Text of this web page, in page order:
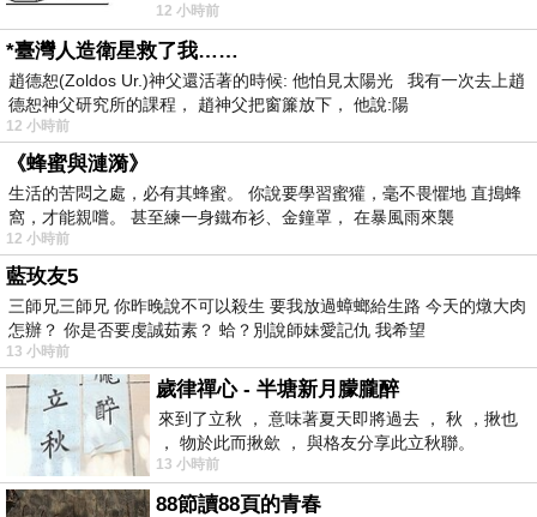
者 只能白白陪葬
12 小時前
*臺灣人造衛星救了我……
趙德恕(Zoldos Ur.)神父還活著的時候: 他怕見太陽光 我有一次去上趙
德恕神父研究所的課程， 趙神父把窗簾放下， 他說:陽
12 小時前
《蜂蜜與漣漪》
生活的苦悶之處，必有其蜂蜜。 你說要學習蜜獾，毫不畏懼地 直搗蜂
窩，才能親嚐。 甚至練一身鐵布衫、金鐘罩， 在暴風雨來襲
12 小時前
藍玫友5
三師兄三師兄 你昨晚說不可以殺生 要我放過蟑螂給生路 今天的燉大肉
怎辦？ 你是否要虔誠茹素？ 蛤？別說師妹愛記仇 我希望
13 小時前
歲律禪心 - 半塘新月朦朧醉
來到了立秋 ， 意味著夏天即將過去 ， 秋 ，揪也
， 物於此而揪歛 ， 與格友分享此立秋聯。
13 小時前
88節讀88頁的青春